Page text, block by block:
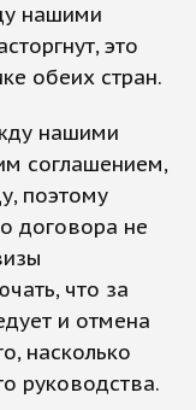
нашими
это
обеих стран.
нашими
соглашением,
поэтому
договора не
что за
и отмена
насколько
руководства.